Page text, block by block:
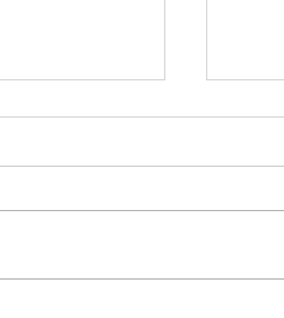
premiers plants
et de produits de